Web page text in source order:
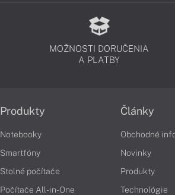
MOŽNOSTI DORUČENIA
A PLATBY
Produkty
Notebooky
Smartfóny
Stolné počítače
Počítače All-in-One
Články
Obchodné
Novinky
Produkty
Technológie